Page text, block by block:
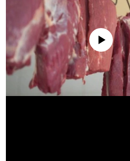
No media source